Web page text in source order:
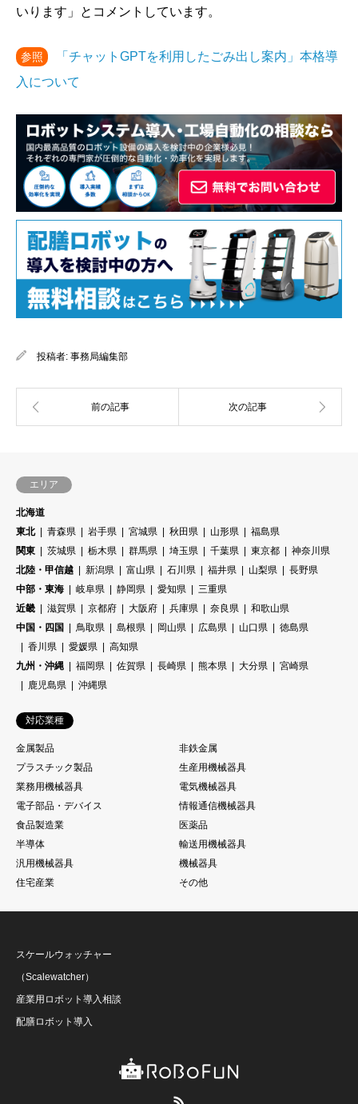
いります」とコメントしています。
参照
「チャットGPTを利用したごみ出し案内」本格導
入について
投稿者: 事務局編集部
エリア
北海道
東北
青森県 岩手県 宮城県 秋田県 山形県
福島県
関東
茨城県 栃木県 群馬県 埼玉県 千葉県 東京都
神奈川県
北陸・甲信越
新潟県 富山県 石川県 福井県 山梨県
長野県
中部・東海
岐阜県 静岡県 愛知県
三重県
近畿
滋賀県 京都府 大阪府 兵庫県 奈良県
和歌山県
中国・四国
鳥取県 島根県 岡山県 広島県 山口県
徳島県
香川県
愛媛県
高知県
九州・沖縄
福岡県 佐賀県 長崎県 熊本県 大分県
宮崎県
鹿児島県
沖縄県
対応業種
金属製品
非鉄金属
プラスチック製品
生産用機械器具
業務用機械器具
電気機械器具
電子部品・デバイス
情報通信機械器具
食品製造業
医薬品
半導体
輸送用機械器具
汎用機械器具
機械器具
住宅産業
その他
スケールウォッチャー
（Scalewatcher）
産業用ロボット導入相談
配膳ロボット導入